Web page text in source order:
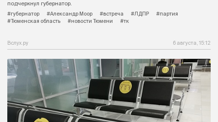
подчеркнул губернатор.
#губернатор
#Александр Моор #встреча #ЛДПР
#партия
#Тюменская область
#новости Тюмени #тк
Вслух.ру 6 августа, 15:12